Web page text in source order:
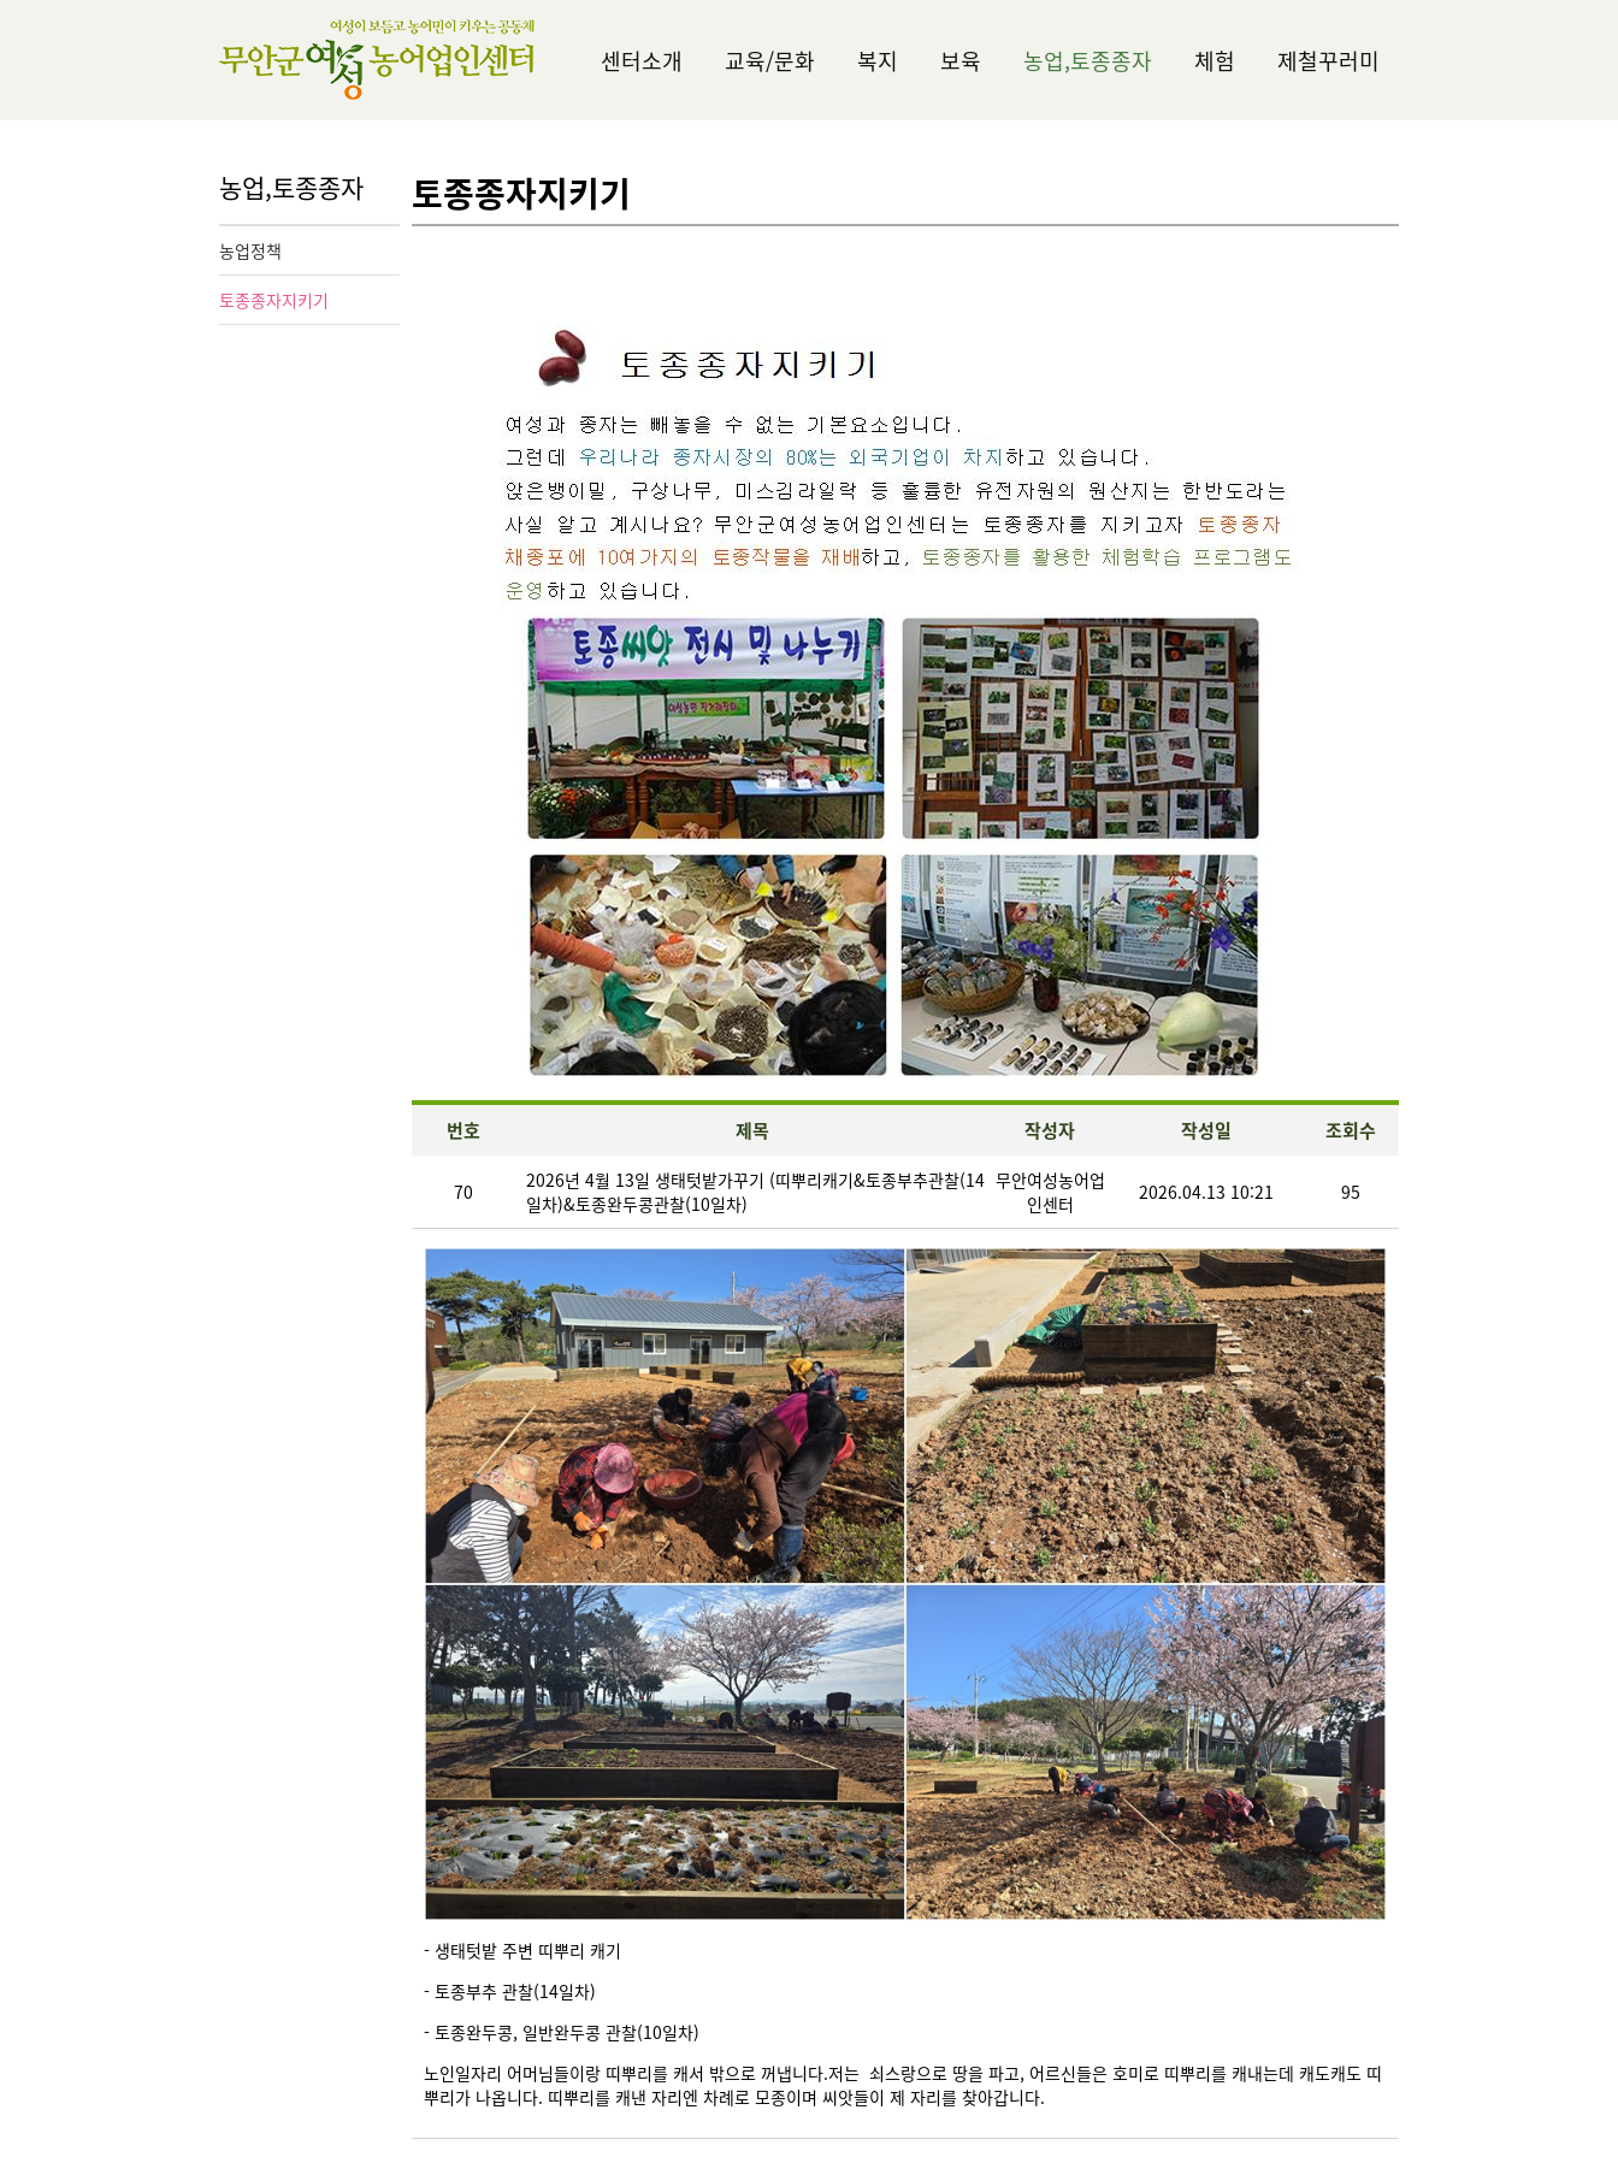
센터소개 교육/문화 복지 보육 농업,토종종자 체험 제철꾸러미
농업,토종종자
농업정책
토종종자지키기
토종종자지키기
번호 제목 작성자 작성일 조회수
70
2026년 4월 13일 생태텃밭가꾸기 (띠뿌리캐기&토종부추관찰(14
일차)&토종완두콩관찰(10일차)
무안여성농어업
인센터
2026.04.13 10:21 95
- 생태텃밭 주변 띠뿌리 캐기
- 토종부추 관찰(14일차)
- 토종완두콩, 일반완두콩 관찰(10일차)
노인일자리 어머님들이랑 띠뿌리를 캐서 밖으로 꺼냅니다.저는 쇠스랑으로 땅을 파고, 어르신들은 호미로 띠뿌리를 캐내는데 캐도캐도 띠
뿌리가 나옵니다. 띠뿌리를 캐낸 자리엔 차례로 모종이며 씨앗들이 제 자리를 찾아갑니다.